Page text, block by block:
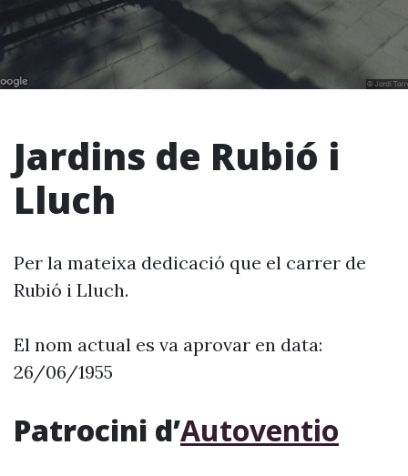
Jardins de Rubió i
Lluch
Per la mateixa dedicació que el carrer de
Rubió i Lluch.
El nom actual es va aprovar en data:
26/06/1955
Patrocini d’Autoventio